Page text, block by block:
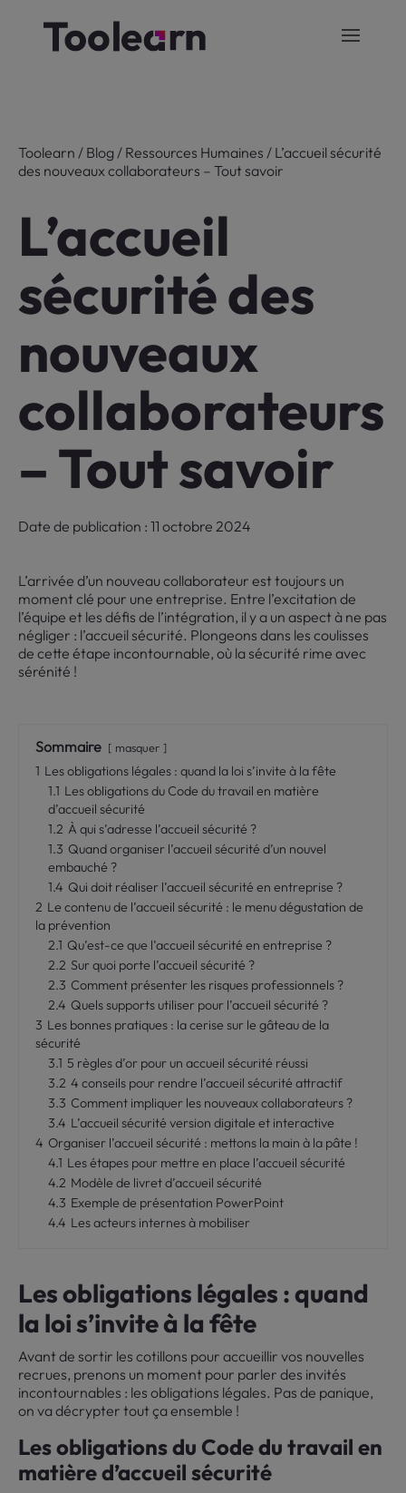
Toolearn / Blog / Ressources Humaines / L’accueil sécurité
des nouveaux collaborateurs – Tout savoir
L’accueil
sécurité des
nouveaux
collaborateurs
– Tout savoir
Date de publication : 11 octobre 2024
L’arrivée d’un nouveau collaborateur est toujours un
moment clé pour une entreprise. Entre l’excitation de
l’équipe et les défis de l’intégration, il y a un aspect à ne pas
négliger : l’accueil sécurité. Plongeons dans les coulisses
de cette étape incontournable, où la sécurité rime avec
sérénité !
Sommaire masquer
1 Les obligations légales : quand la loi s’invite à la fête
1.1 Les obligations du Code du travail en matière
d’accueil sécurité
1.2 À qui s’adresse l’accueil sécurité ?
1.3 Quand organiser l’accueil sécurité d’un nouvel
embauché ?
1.4 Qui doit réaliser l’accueil sécurité en entreprise ?
2 Le contenu de l’accueil sécurité : le menu dégustation de
la prévention
2.1 Qu’est-ce que l’accueil sécurité en entreprise ?
2.2 Sur quoi porte l’accueil sécurité ?
2.3 Comment présenter les risques professionnels ?
2.4 Quels supports utiliser pour l’accueil sécurité ?
3 Les bonnes pratiques : la cerise sur le gâteau de la
sécurité
3.1 5 règles d’or pour un accueil sécurité réussi
3.2 4 conseils pour rendre l’accueil sécurité attractif
3.3 Comment impliquer les nouveaux collaborateurs ?
3.4 L’accueil sécurité version digitale et interactive
4 Organiser l’accueil sécurité : mettons la main à la pâte !
4.1 Les étapes pour mettre en place l’accueil sécurité
4.2 Modèle de livret d’accueil sécurité
4.3 Exemple de présentation PowerPoint
4.4 Les acteurs internes à mobiliser
Les obligations légales : quand
la loi s’invite à la fête
Avant de sortir les cotillons pour accueillir vos nouvelles
recrues, prenons un moment pour parler des invités
incontournables : les obligations légales. Pas de panique,
on va décrypter tout ça ensemble !
Les obligations du Code du travail en
matière d’accueil sécurité